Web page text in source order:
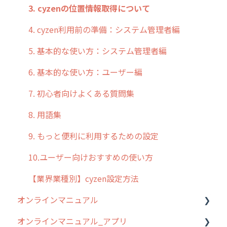
3. cyzenの位置情報取得について
4. cyzen利用前の準備：システム管理者編
5. 基本的な使い方：システム管理者編
6. 基本的な使い方：ユーザー編
7. 初心者向けよくある質問集
8. 用語集
9. もっと便利に利用するための設定
10.ユーザー向けおすすめの使い方
【業界業種別】cyzen設定方法
オンラインマニュアル
管理サイトの使い始め
オンラインマニュアル_アプリ